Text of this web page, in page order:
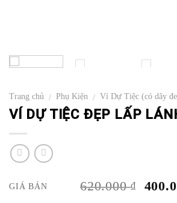
Trang chủ / Phụ Kiện / Ví Dự Tiệc (có dây
VÍ DỰ TIỆC ĐẸP LẤP
GIÁ BÁN 620.000₫
GIÁ